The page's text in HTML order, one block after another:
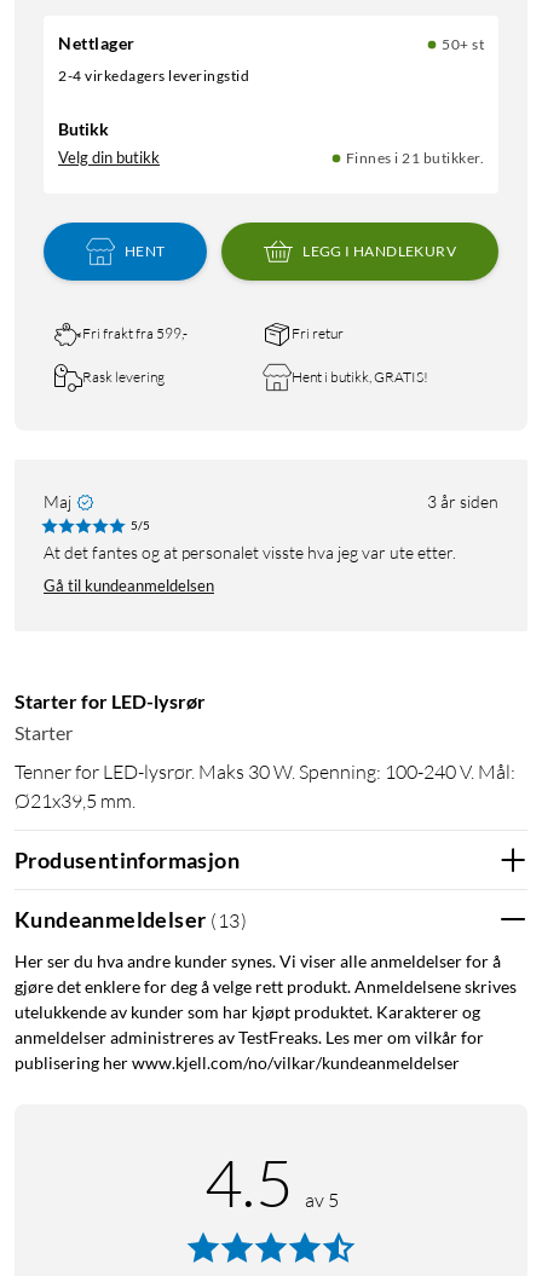
Nettlager
50+ st
2-4 virkedagers leveringstid
Butikk
Velg din butikk Finnes i 21 butikker.
HENT LEGG I HANDLEKURV
Fri frakt fra 599,- Fri retur
Rask levering Hent i butikk, GRATIS!
Maj 3 år siden
5/5
At det fantes og at personalet visste hva jeg var ute etter.
Gå til kundeanmeldelsen
Starter for LED-lysrør
Starter
Tenner for LED-lysrør. Maks 30 W. Spenning: 100-240 V. Mål:
Ø21x39,5 mm.
Produsentinformasjon
Kundeanmeldelser ( 13)
Her ser du hva andre kunder synes. Vi viser alle anmeldelser for å
gjøre det enklere for deg å velge rett produkt. Anmeldelsene skrives
utelukkende av kunder som har kjøpt produktet. Karakterer og
anmeldelser administreres av TestFreaks. Les mer om vilkår for
publisering her www.kjell.com/no/vilkar/kundeanmeldelser
4.5 av 5